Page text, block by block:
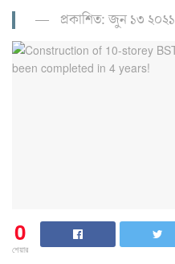
প্রকাশিত: জুন ১৩
0
শেয়ার